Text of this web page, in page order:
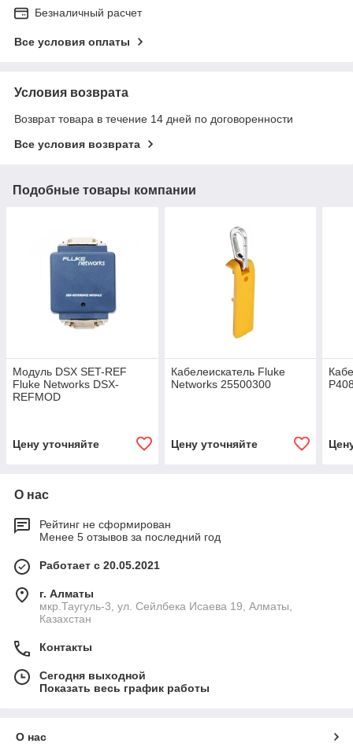
Безналичный расчет
Все условия оплаты
Условия возврата
Возврат товара в течение 14 дней по договоренности
Все условия возврата
Подобные товары компании
Модуль DSX SET-REF
Fluke Networks DSX-
REFMOD
Цену уточняйте
Кабелеискатель Fluke
Networks 25500300
Цену уточняйте
О нас
Рейтинг не сформирован
Менее 5 отзывов за последний год
Работает с 20.05.2021
г. Алматы
мкр.Таугуль-3, ул. Сейлбека Исаева 19, Алматы,
Казахстан
Контакты
Сегодня выходной
Показать весь график работы
О нас